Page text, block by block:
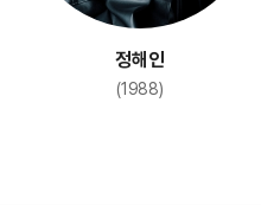
정해인
(1988)